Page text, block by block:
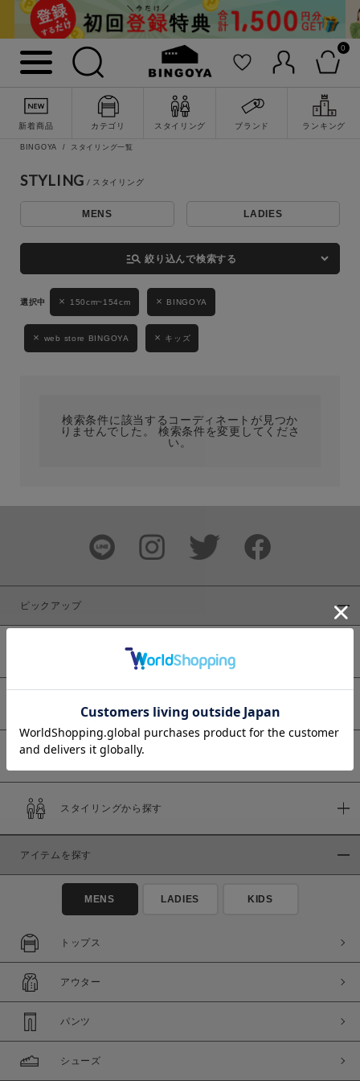
0
新着商品 カテゴリ スタイリング ブランド ランキング
詳細検索
キーワード
性別
MENS LADIES
ブランド
商品タイプ
通常商品
セール価格
在庫
在庫あり
BINGOYA スタイリング一覧
STYLING
MENS LADIES
manage_search 絞り込んで検索する
150cm~154cm BINGOYA
web store BINGOYA キッズ
検索条件に該当するコーディネートが見つか
りませんでした。 検索条件を変更してくださ
い。
ピックアップ
予約商品
スタイリングから探す
アイテムを探す
MENS LADIES KIDS
トップス
アウター
パンツ
シューズ